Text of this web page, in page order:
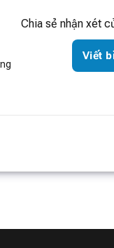
hiệu quả từ mọi
cả khi đặt sát
thẩm mỹ vừa đảm
Chia sẻ nhận xét
Viết